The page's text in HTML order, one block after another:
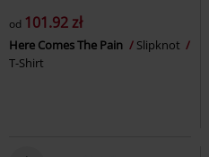
od 101.92 zł
Here Comes The Pain
Slipknot
T-Shirt